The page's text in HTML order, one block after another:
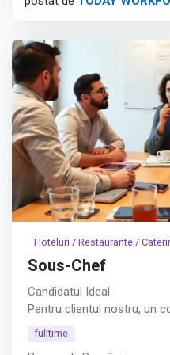
Hoteluri / Restaurante /
Sous-Chef
Candidatul Ideal
Pentru clientul nostru, un
din Bucuresti – (Piata
fulltime